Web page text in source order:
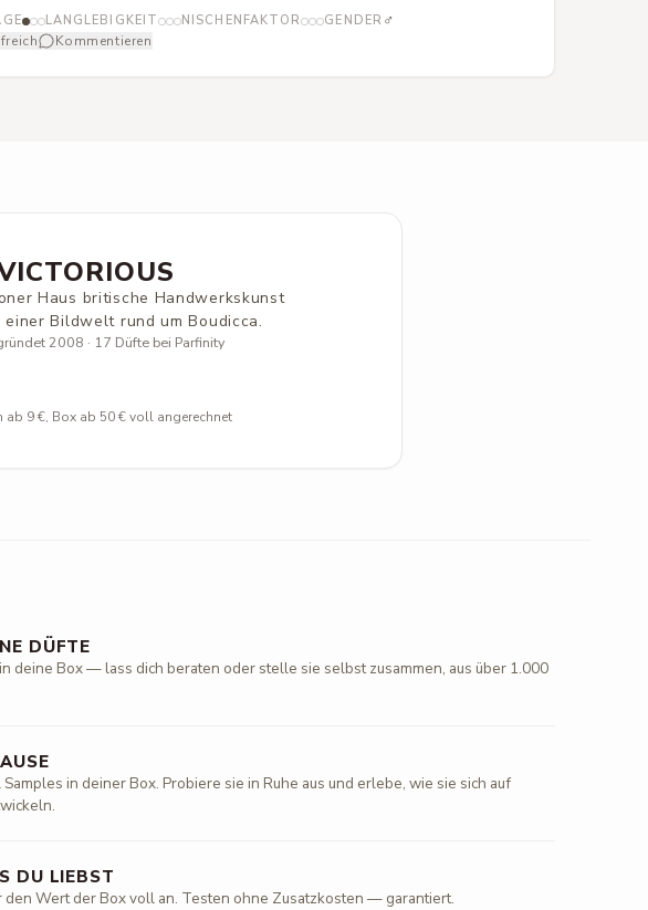
zwei Stunden kaum noch etwas wahrnehmbar. Wer diese
mag, fährt mit Zino Davidoff preislich aus meiner Sicht deutlich
LANGLEBIGKEIT NISCHENFAKTOR GENDER ♂
Kommentieren
Haus britische Handwerkskunst
Bildwelt rund um Boudicca.
2008 · 17 Düfte bei Parfinity
ab 9 €, Box ab 50 € voll angerechnet
DÜFTE
deine Box — lass dich beraten oder stelle sie selbst zusammen, aus über 1.000
in deiner Box. Probiere sie in Ruhe aus und erlebe, wie sie sich auf
DU LIEBST
Wert der Box voll an. Testen ohne Zusatzkosten — garantiert.